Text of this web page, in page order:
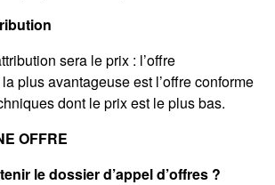
sera le prix : l’offre
plus avantageuse est l’offre conforme
dont le prix est le plus bas.
OFFRE
le dossier d’appel d’offres ?